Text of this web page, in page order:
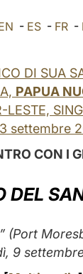
- ES - FR -
DI SUA
PAPUA
LESTE,
settembre
CON I
DEL
(Port
9